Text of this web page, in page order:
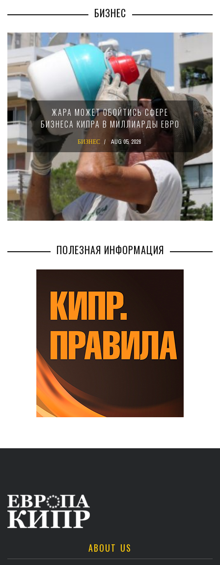
БИЗНЕС
ЕВРО
МИНФИН КИПРА ПЕРЕПИСАЛ
15-ПРОЦЕНТНОМ НАЛОГЕ ДЛЯ
КРУПНЫХ МЕЖДУНАРОДНЫХ
КОМПАНИЙ
БИЗНЕС AUG 02, 2026
ПОЛЕЗНАЯ ИНФОРМАЦИЯ
ABOUT US